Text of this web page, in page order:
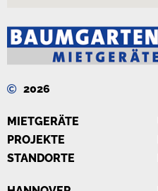
2026
MIETGERÄTE
PROJEKTE
STANDORTE